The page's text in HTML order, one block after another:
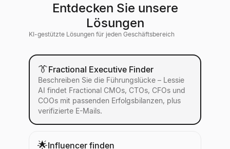
Entdecken Sie unsere
Lösungen
KI-gestützte Lösungen für jeden Geschäftsbereich
👔Fractional Executive Finder
Beschreiben Sie die Führungslücke – Lessie
AI findet Fractional CMOs, CTOs, CFOs und
COOs mit passenden Erfolgsbilanzen, plus
verifizierte E-Mails.
🌟Influencer finden